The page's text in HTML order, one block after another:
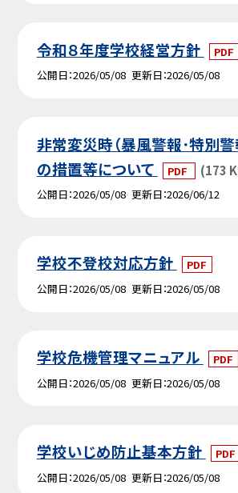
令和８年度学校経営方針
PDF
公開日 2026/05/08 更新日 2026/05/08
非常変災時（暴風警報･特別警
の措置等について
PDF (173
公開日 2026/05/08 更新日 2026/06/12
学校不登校対応方針
PDF
公開日 2026/05/08 更新日 2026/05/08
学校危機管理マニュアル
PDF
公開日 2026/05/08 更新日 2026/05/08
学校いじめ防止基本方針
PDF
公開日 2026/05/08 更新日 2026/05/08